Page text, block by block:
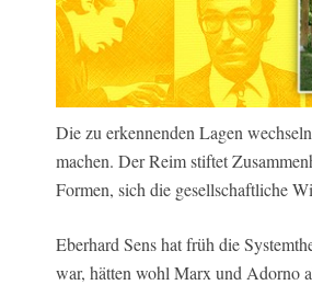
Die zu erkennenden Lagen
machen. Der Reim stiftet
Formen, sich die gesellschaftliche
Eberhard Sens hat früh die
war, hätten wohl Marx und Adorno